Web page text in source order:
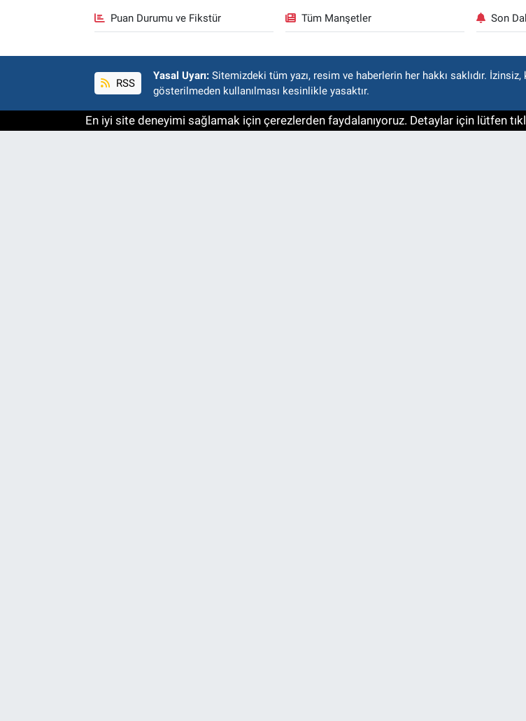
Puan Durumu ve Fikstür Tüm Manşetler Son
RSS
Yasal Uyarı: Sitemizdeki tüm yazı, resim ve haberlerin her hakkı saklıdır. İzinsiz,
gösterilmeden kullanılması kesinlikle yasaktır.
En iyi site deneyimi sağlamak için çerezlerden faydalanıyoruz. Detaylar için lütfen